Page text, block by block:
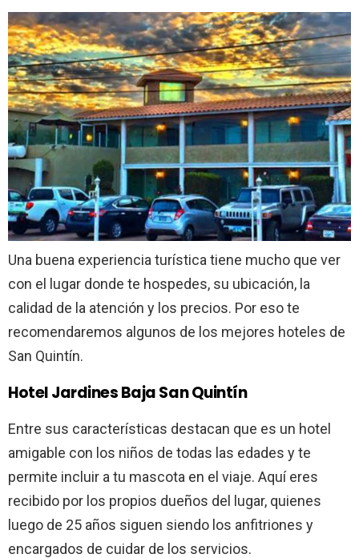
Una buena experiencia turística tiene mucho que ver
con el lugar donde te hospedes, su ubicación, la
calidad de la atención y los precios. Por eso te
recomendaremos algunos de los mejores hoteles de
San Quintín.
Hotel Jardines Baja San Quintín
Entre sus características destacan que es un hotel
amigable con los niños de todas las edades y te
permite incluir a tu mascota en el viaje. Aquí eres
recibido por los propios dueños del lugar, quienes
luego de 25 años siguen siendo los anfitriones y
encargados de cuidar de los servicios.